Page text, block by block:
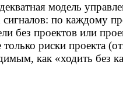
модель
по каждому
без проектов или
риски проекта
как «ходить без